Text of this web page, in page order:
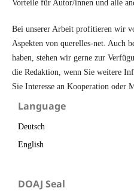
Vorteile für Autor/innen und alle
Bei unserer Arbeit profitieren wir
Aspekten von querelles-net. Auch
haben, stehen wir gerne zur
die Redaktion, wenn Sie weitere
Sie Interesse an Kooperation oder
Language
Deutsch
English
DOAJ Seal